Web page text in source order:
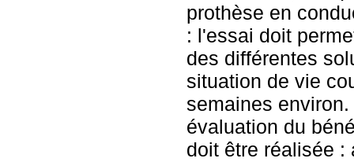
prothèse en
: l'essai doit
des différentes
situation de vie
semaines
évaluation du
doit être réalisée :